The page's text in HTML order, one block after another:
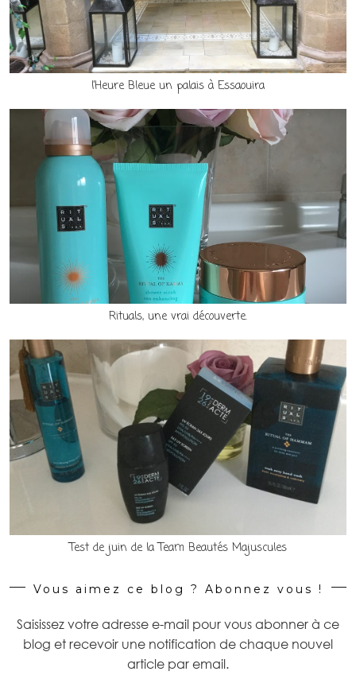
l’Heure Bleue un palais à Essaouira
Rituals, une vrai découverte.
Test de juin de la Team Beautés Majuscules
Vous aimez ce blog ? Abonnez vous !
Saisissez votre adresse e-mail pour vous abonner à ce
blog et recevoir une notification de chaque nouvel
article par email.